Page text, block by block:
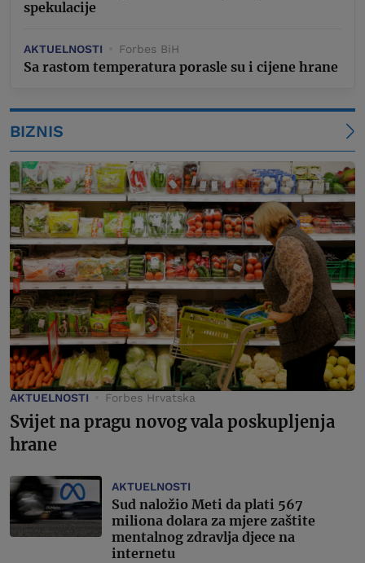
spekulacije
AKTUELNOSTI Forbes BiH
Sa rastom temperatura porasle su i cijene hrane
BIZNIS
AKTUELNOSTI Forbes Hrvatska
Svijet na pragu novog vala poskupljenja
hrane
AKTUELNOSTI
Sud naložio Meti da plati 567
miliona dolara za mjere zaštite
mentalnog zdravlja djece na
internetu